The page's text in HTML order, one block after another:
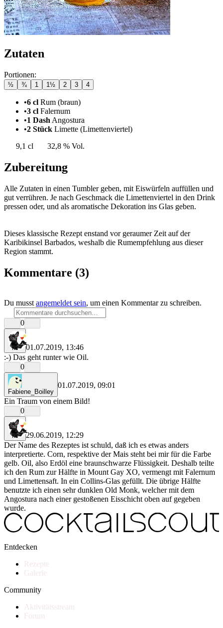
Zutaten
Portionen:
½ ¾ 1 1½ 2 3 4
•6 cl Rum (braun)
•3 cl Falernum
•1 Dash Angostura
•2 Stück Limette (Limettenviertel)
9,1 cl
32,8 % Vol.
Zubereitung
Alle Zutaten in einen Tumbler geben, mit Eiswürfeln auffüllen und
gut verrühren. Je nach Geschmack die Limettenviertel in den Drink
pressen oder, und als aromatische Dekoration ins Glas geben.
Dieses klassische Rezept enstand vor geraumer Zeit auf der
Karibikinsel Barbados, weshalb die Rumempfehlung aus dieser
Region stammt.
Kommentare (3)
Du musst angemeldet sein, um einen Kommentar zu schreiben.
0
rrr
01.07.2019, 13:46
:-) Das geht runter wie Oil.
0
Fabiene_Boilley
01.07.2019, 09:01
Ein Traum von einem Bild!
0
rrr
29.06.2019, 12:29
Der Name des Rezeptes ist schuld, daß ich es etwas anders
interpretierte. Corn, respektive der Mais steht bei mir für die Farbe
gelb. Oil, also Erdöl eine braunschwarze Flüssigkeit. Deshalb teilte
ich den Rum zur Hälfte in Mount Gay XO, vermengt mit Falernum
und Limettensaft. In ein Collins-Glas gefüllt. Die übrige Hälfte
benutzte ich einen sehr dunklen Old Monk, welcher mit dem
Angostura nach einer gestoßenen Eisschicht oben auf gegeben
wurde.
Entdecken
Rezepte
Galerie
Community
Aktivitätsstream
Forum